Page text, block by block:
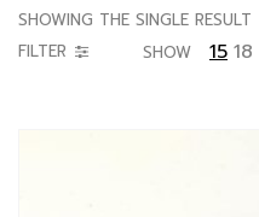
SHOWING THE SINGLE RESULT
FILTER
SHOW 15 18